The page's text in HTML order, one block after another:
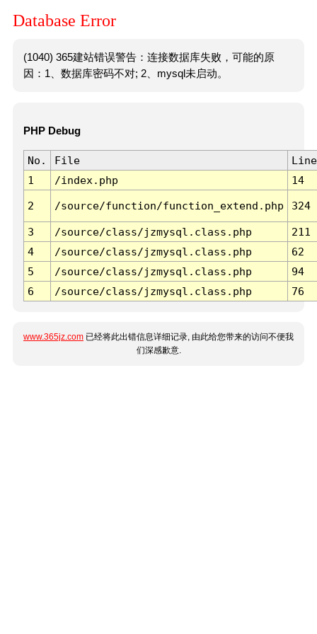
Database Error
(1040) 365建站错误警告：连接数据库失败，可能的原
因：1、数据库密码不对; 2、mysql未启动。
PHP Debug
No. File
Line
1
/index.php 14
2 /source/function/function_extend.php 324
3 /source/class/jzmysql.class.php
211
4
/source/class/jzmysql.class.php
62
5
/source/class/jzmysql.class.php
94
6
/source/class/jzmysql.class.php 76
www.365jz.com 已经将此出错信息详细记录, 由此给您带来的访问不便我
们深感歉意.